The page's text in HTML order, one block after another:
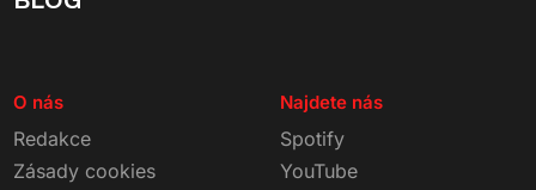
O nás
Redakce
Zásady cookies
Najdete nás
Spotify
YouTube